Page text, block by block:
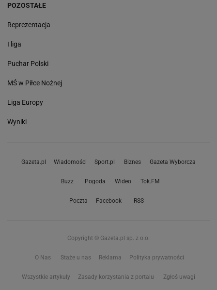
POZOSTAŁE
Reprezentacja
I liga
Puchar Polski
MŚ w Piłce Nożnej
Liga Europy
Wyniki
Gazeta.pl Wiadomości Sport.pl Biznes Gazeta Wyborcza
Buzz Pogoda Wideo Tok.FM
Poczta Facebook RSS
Copyright © Gazeta.pl sp. z o.o.
O Nas Staże u nas Reklama Polityka prywatności
Wszystkie artykuły Zasady korzystania z portalu Zgłoś uwagi